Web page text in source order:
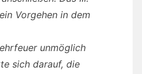
Vorgehen in dem
unmöglich
sich darauf, die